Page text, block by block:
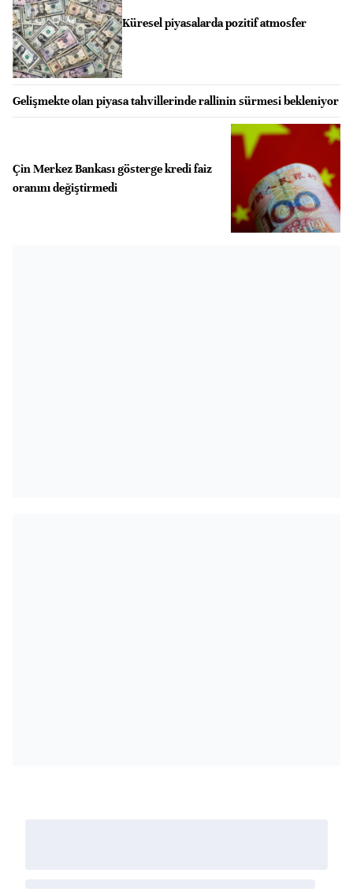
Küresel piyasalarda pozitif atmosfer
Gelişmekte olan piyasa tahvillerinde rallinin sürmesi bekleniyor
Çin Merkez Bankası gösterge kredi faiz
oranını değiştirmedi